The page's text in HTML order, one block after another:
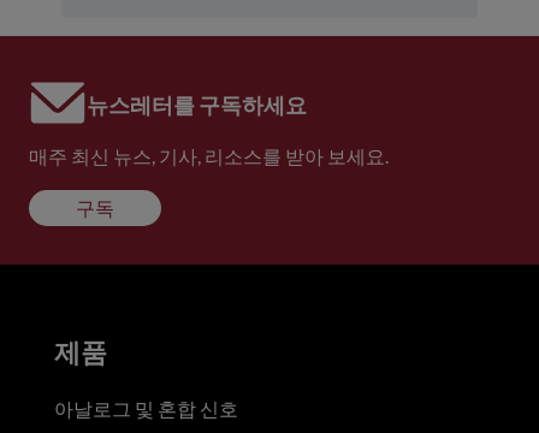
뉴스레터를 구독하세요
매주 최신 뉴스, 기사, 리소스를 받아 보세요.
구독
제품
아날로그 및 혼합 신호